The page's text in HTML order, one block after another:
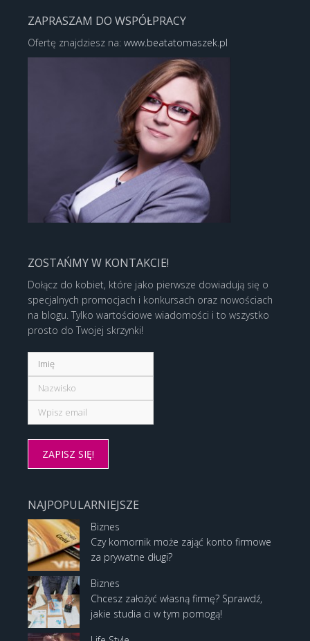
ZAPRASZAM DO WSPÓŁPRACY
Ofertę znajdziesz na: www.beatatomaszek.pl
ZOSTAŃMY W KONTAKCIE!
Dołącz do kobiet, które jako pierwsze dowiadują się o
specjalnych promocjach i konkursach oraz nowościach
na blogu. Tylko wartościowe wiadomości i to wszystko
prosto do Twojej skrzynki!
NAJPOPULARNIEJSZE
Biznes
Czy komornik może zająć konto firmowe
za prywatne długi?
Biznes
Chcesz założyć własną firmę? Sprawdź,
jakie studia ci w tym pomogą!